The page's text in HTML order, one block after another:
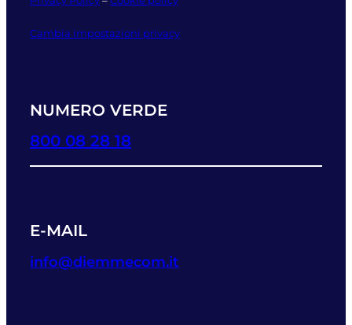
Cambia impostazioni privacy
NUMERO VERDE
800 08 28 18
E-MAIL
info@diemmecom.it